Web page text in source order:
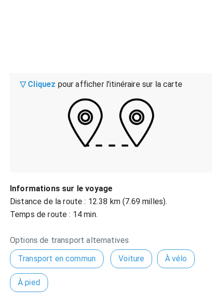
▽ Cliquez pour afficher l'itinéraire sur la carte
Informations sur le voyage
Distance de la route : 12.38 km (7.69 milles).
Temps de route : 14 min.
Options de transport alternatives
Transport en commun
Voiture À vélo
À pied